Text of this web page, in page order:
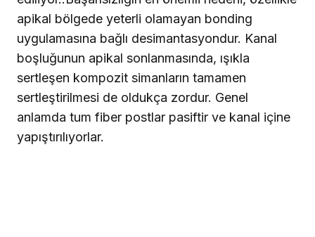
apikal bölgede yeterli olamayan bonding
uygulamasına bağlı desimantasyondur. Kanal
boşluğunun apikal sonlanmasında, ışıkla
sertleşen kompozit simanların tamamen
sertleştirilmesi de oldukça zordur. Genel
anlamda tum fiber postlar pasiftir ve kanal içine
yapıştırılıyorlar.